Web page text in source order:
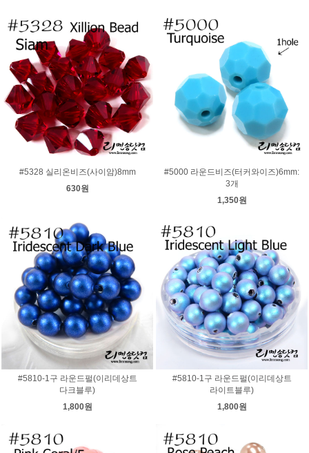
#5328 실리온비즈(사이암)8mm
630원
#5000 라운드비즈(터커와이즈)6mm:
3개
1,350원
#5810-1구 라운드펄(이리데상트
다크블루)
1,800원
#5810-1구 라운드펄(이리데상트
라이트블루)
1,800원